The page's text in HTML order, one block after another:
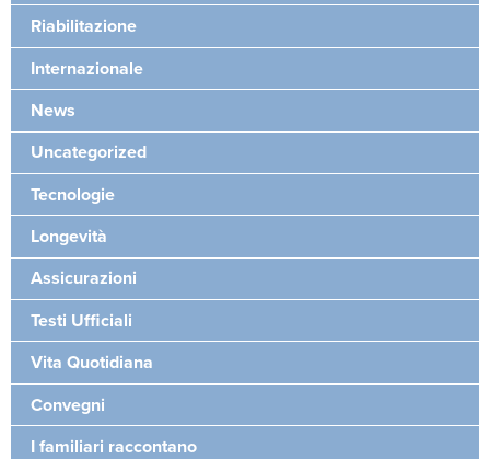
Riabilitazione
Internazionale
News
Uncategorized
Tecnologie
Longevità
Assicurazioni
Testi Ufficiali
Vita Quotidiana
Convegni
I familiari raccontano